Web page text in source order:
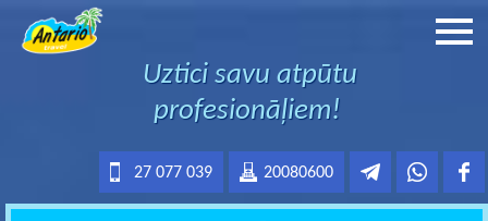
Uztici savu atpūtu
profesionāļiem!
20080600
27 077 039